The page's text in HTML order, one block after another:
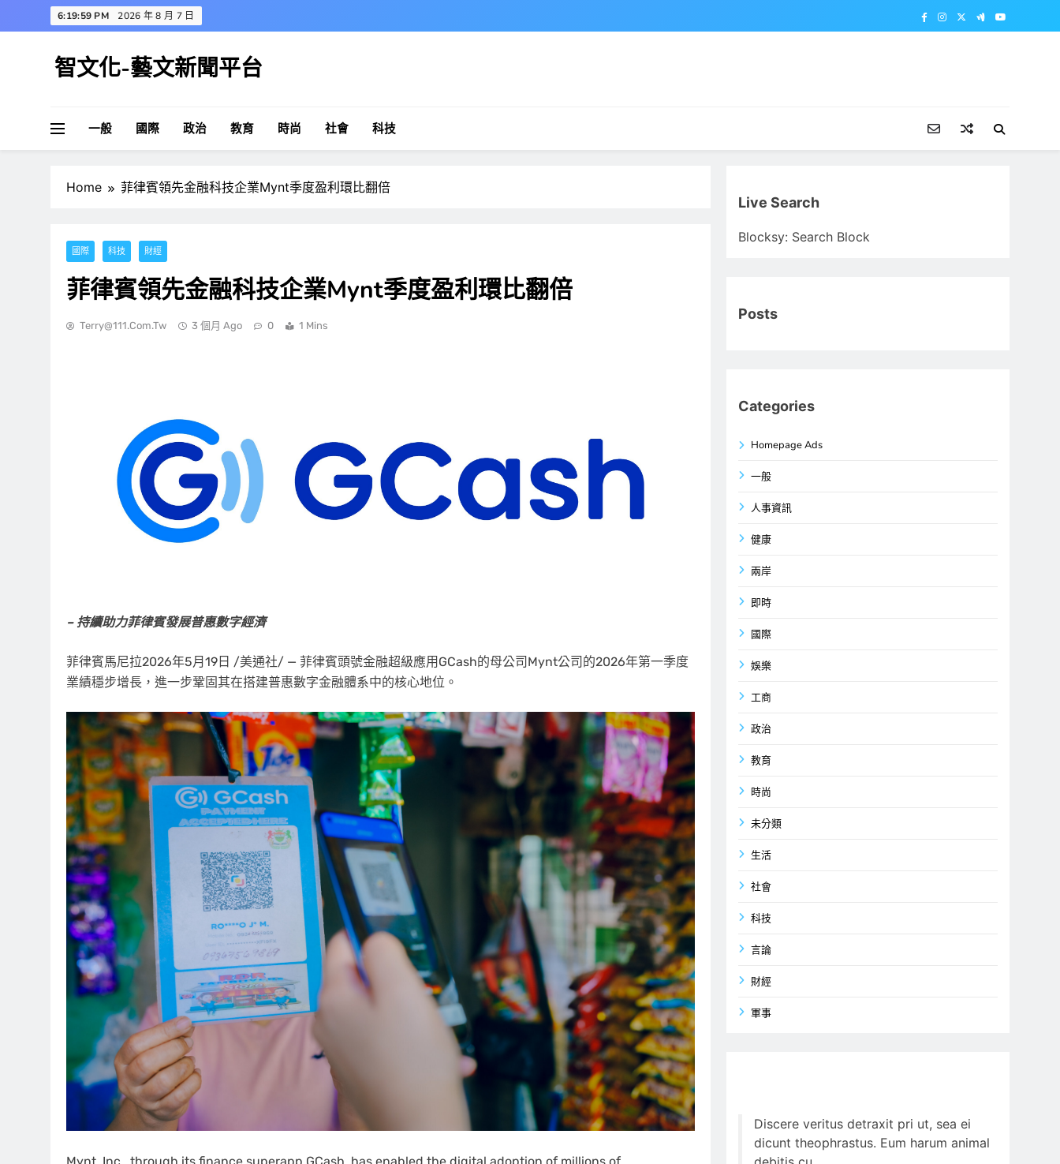
to
6:20:00 PM 2026 年 8 月 7 日
智文化-藝文新聞平台
一般 國際 政治 教育 時尚 社會 科技
Home 菲律賓領先金融科技企業Mynt季度盈利環比翻倍
國際 科技 財經
菲律賓領先金融科技企業Mynt季度盈利環比翻倍
Terry@111.com.tw 3 個月 Ago 0 1 Mins
– 持續助力菲律賓發展普惠數字經濟
菲律賓馬尼拉2026年5月19日 /美通社/ — 菲律賓頭號金融超級應用GCash的母公司Mynt公司的2026年第一季度
業績穩步增長，進一步鞏固其在搭建普惠數字金融體系中的核心地位。
Live Search
Blocksy: Search Block
Posts
Categories
Homepage Ads
一般
人事資訊
健康
兩岸
即時
國際
娛樂
工商
政治
教育
時尚
未分類
生活
社會
科技
言論
財經
軍事
Discere veritus detraxit pri ut, sea ei
dicunt theophrastus. Eum harum animal